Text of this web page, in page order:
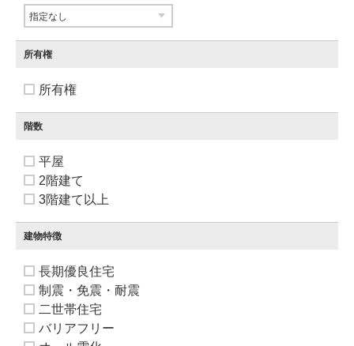
所有権
所有権
階数
平屋
2階建て
3階建て以上
建物特徴
長期優良住宅
制震・免震・耐震
二世帯住宅
バリアフリー